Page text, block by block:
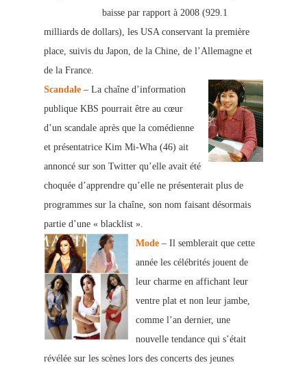
baisse par rapport à 2008 (929.1
milliards de dollars), les USA conservant la première
place, suivis du Japon, de la Chine, de l’Allemagne et
de la France.
Scandale – La chaîne d’information
publique KBS pourrait être au cœur
d’un scandale après que la comédienne
et présentatrice Kim Mi-Wha (46) ait
annoncé sur son Twitter qu’elle avait été
choquée d’apprendre qu’elle ne présenterait plus de
programmes sur la chaîne, son nom faisant désormais
partie d’une « blacklist ».
Mode – Il semblerait que cette
année les célébrités jouent de
leur charme en affichant leur
ventre plat et non leur jambe,
comme l’an dernier, une
nouvelle tendance qui s’était
révélée sur les scènes lors des concerts des jeunes